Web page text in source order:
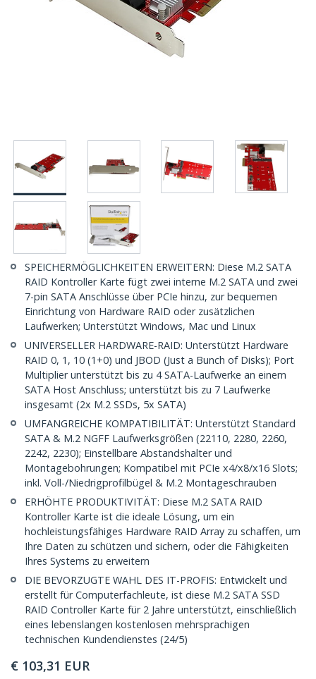
SPEICHERMÖGLICHKEITEN ERWEITERN: Diese M.2 SATA
RAID Kontroller Karte fügt zwei interne M.2 SATA und zwei
7-pin SATA Anschlüsse über PCIe hinzu, zur bequemen
Einrichtung von Hardware RAID oder zusätzlichen
Laufwerken; Unterstützt Windows, Mac und Linux
UNIVERSELLER HARDWARE-RAID: Unterstützt Hardware
RAID 0, 1, 10 (1+0) und JBOD (Just a Bunch of Disks); Port
Multiplier unterstützt bis zu 4 SATA-Laufwerke an einem
SATA Host Anschluss; unterstützt bis zu 7 Laufwerke
insgesamt (2x M.2 SSDs, 5x SATA)
UMFANGREICHE KOMPATIBILITÄT: Unterstützt Standard
SATA & M.2 NGFF Laufwerksgrößen (22110, 2280, 2260,
2242, 2230); Einstellbare Abstandshalter und
Montagebohrungen; Kompatibel mit PCIe x4/x8/x16 Slots;
inkl. Voll-/Niedrigprofilbügel & M.2 Montageschrauben
ERHÖHTE PRODUKTIVITÄT: Diese M.2 SATA RAID
Kontroller Karte ist die ideale Lösung, um ein
hochleistungsfähiges Hardware RAID Array zu schaffen, um
Ihre Daten zu schützen und sichern, oder die Fähigkeiten
Ihres Systems zu erweitern
DIE BEVORZUGTE WAHL DES IT-PROFIS: Entwickelt und
erstellt für Computerfachleute, ist diese M.2 SATA SSD
RAID Controller Karte für 2 Jahre unterstützt, einschließlich
eines lebenslangen kostenlosen mehrsprachigen
technischen Kundendienstes (24/5)
€ 103,31 EUR